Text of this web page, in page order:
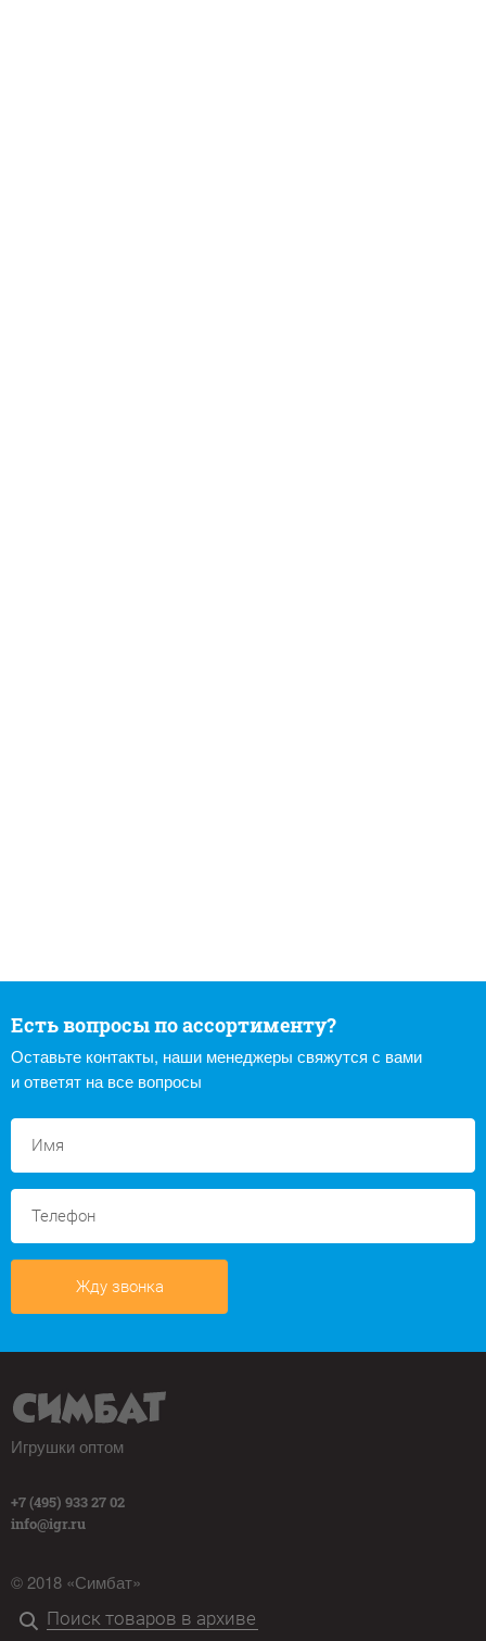
Есть вопросы по ассортименту?
Оставьте контакты, наши менеджеры свяжутся с вами
и ответят на все вопросы
Жду звонка
Игрушки оптом
+7 (495) 933 27 02
info@igr.ru
© 2018 «Симбат»